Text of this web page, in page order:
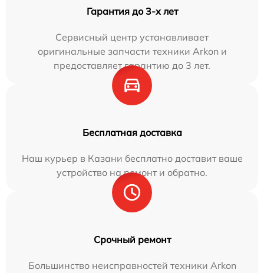
Гарантия до 3-х лет
Сервисный центр устанавливает
оригинальные запчасти техники Arkon и
предоставляет гарантию до 3 лет.
Бесплатная доставка
Наш курьер в Казани бесплатно доставит ваше
устройство на ремонт и обратно.
Срочный ремонт
Большинство неисправностей техники Arkon